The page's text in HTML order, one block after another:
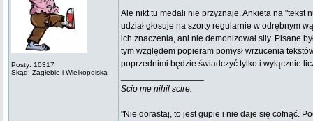
Posty: 10317
Skąd: Zagłębie i Wielkopolska
Ale nikt tu medali nie przyznaje. Ankieta na "tekst
udział głosuje na szorty regularnie w odrębnym
ich znaczenia, ani nie demonizował siły. Pisane
tym względem popieram pomysł wrzucenia
poprzednimi będzie świadczyć tylko i wyłącznie
Scio me nihil scire.
"Nie dorastaj, to jest gupie i nie daje się cofnąć.